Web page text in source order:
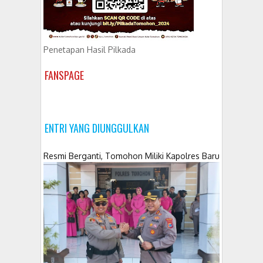
Penetapan Hasil Pilkada
FANSPAGE
ENTRI YANG DIUNGGULKAN
Resmi Berganti, Tomohon Miliki Kapolres Baru